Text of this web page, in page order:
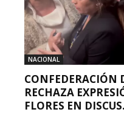
NACIONAL
CONFEDERACIÓN
RECHAZA
FLORES EN